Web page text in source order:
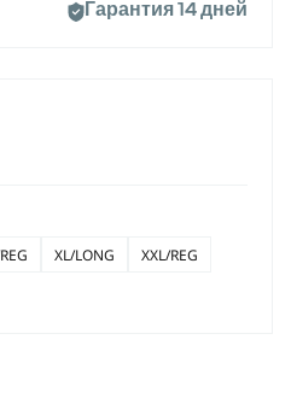
Гарантия 14 дней
XL/LONG
XXL/REG